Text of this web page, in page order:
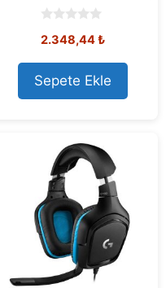
o
t
o
f
5
2.348,44₺
Sepete Ekle